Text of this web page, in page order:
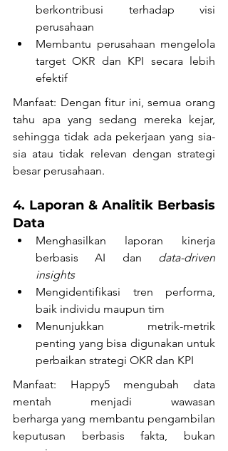
berkontribusi terhadap visi
perusahaan
Membantu perusahaan mengelola
target OKR dan KPI secara lebih
efektif
Manfaat: Dengan fitur ini, semua orang
tahu apa yang sedang mereka kejar,
sehingga tidak ada pekerjaan yang sia-
sia atau tidak relevan dengan strategi
besar perusahaan.
4. Laporan & Analitik Berbasis
Data
Menghasilkan laporan kinerja
berbasis AI dan data-driven
insights
Mengidentifikasi tren performa,
baik individu maupun tim
Menunjukkan metrik-metrik
penting yang bisa digunakan untuk
perbaikan strategi OKR dan KPI
Manfaat: Happy5 mengubah data
mentah menjadi wawasan
berharga yang membantu pengambilan
keputusan berbasis fakta, bukan